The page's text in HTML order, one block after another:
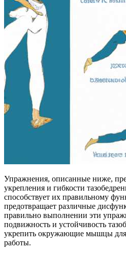
Упражнения, описанные ниже,
укрепления и гибкости
способствует их правильному
предотвращает различные
правильно выполнении эти
подвижность и устойчивость
укрепить окружающие мышцы для
работы.